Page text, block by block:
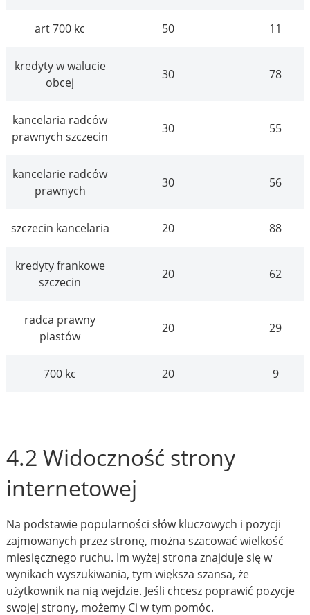
art 700 kc 50 11
kredyty w walucie
obcej
30 78
kancelaria radców
prawnych szczecin
30 55
kancelarie radców
prawnych
30 56
szczecin kancelaria 20 88
kredyty frankowe
szczecin
20 62
radca prawny
piastów
20 29
700 kc 20 9
4.2 Widoczność strony
internetowej
Na podstawie popularności słów kluczowych i pozycji
zajmowanych przez stronę, można szacować wielkość
miesięcznego ruchu. Im wyżej strona znajduje się w
wynikach wyszukiwania, tym większa szansa, że
użytkownik na nią wejdzie. Jeśli chcesz poprawić pozycje
swojej strony, możemy Ci w tym pomóc.